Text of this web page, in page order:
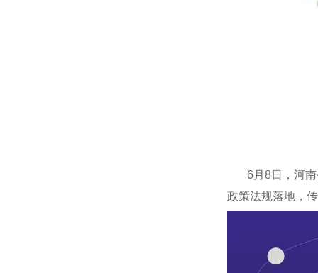
6月8日，河
政策法规落地，